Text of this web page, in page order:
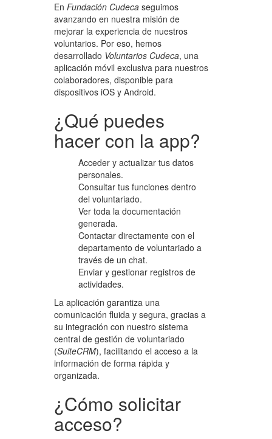
En Fundación Cudeca seguimos
avanzando en nuestra misión de
mejorar la experiencia de nuestros
voluntarios. Por eso, hemos
desarrollado Voluntarios Cudeca, una
aplicación móvil exclusiva para nuestros
colaboradores, disponible para
dispositivos iOS y Android.
¿Qué puedes
hacer con la app?
Acceder y actualizar tus datos
personales.
Consultar tus funciones dentro
del voluntariado.
Ver toda la documentación
generada.
Contactar directamente con el
departamento de voluntariado a
través de un chat.
Enviar y gestionar registros de
actividades.
La aplicación garantiza una
comunicación fluida y segura, gracias a
su integración con nuestro sistema
central de gestión de voluntariado
(SuiteCRM), facilitando el acceso a la
información de forma rápida y
organizada.
¿Cómo solicitar
acceso?